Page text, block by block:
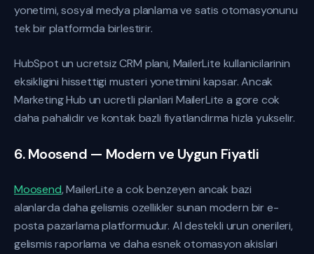
yonetimi, sosyal medya planlama ve satis otomasyonunu
tek bir platformda birlestirir.
HubSpot un ucretsiz CRM plani, MailerLite kullanicilarinin
eksikligini hissettigi musteri yonetimini kapsar. Ancak
Marketing Hub un ucretli planlari MailerLite a gore cok
daha pahalidir ve kontak bazli fiyatlandirma hizla yukselir.
6. Moosend — Modern ve Uygun Fiyatli
Moosend, MailerLite a cok benzeyen ancak bazi
alanlarda daha gelismis ozellikler sunan modern bir e-
posta pazarlama platformudur. AI destekli urun onerileri,
gelismis raporlama ve daha esnek otomasyon akislari